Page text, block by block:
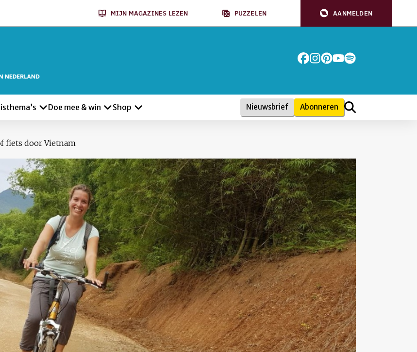
MIJN MAGAZINES LEZEN PUZZELEN AANMELDEN
Doe mee & win Shop Nieuwsbrief Abonneren
fiets door Vietnam